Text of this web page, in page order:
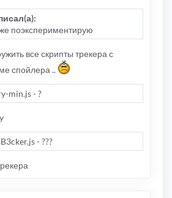
поэкспериментирую
все скрипты трекера с
спойлера ..
min.js - ?
- ???